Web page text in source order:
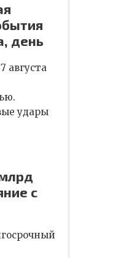
день
августа
удары
с